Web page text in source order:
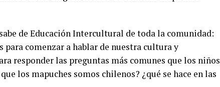
de Educación Intercultural de toda la comunidad:
para comenzar a hablar de nuestra cultura y
responder las preguntas más comunes que los niños
los mapuches somos chilenos? ¿qué se hace en las